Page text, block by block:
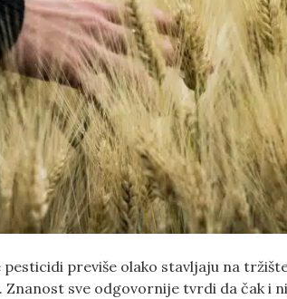
previše olako stavljaju na
sve odgovornije tvrdi da čak i